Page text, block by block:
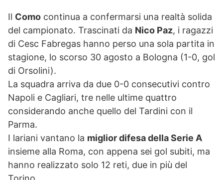
Il Como continua a confermarsi una realtà solida
del campionato. Trascinati da Nico Paz, i ragazzi
di Cesc Fabregas hanno perso una sola partita in
stagione, lo scorso 30 agosto a Bologna (1-0, gol
di Orsolini).
La squadra arriva da due 0-0 consecutivi contro
Napoli e Cagliari, tre nelle ultime quattro
considerando anche quello del Tardini con il
Parma.
I lariani vantano la miglior difesa della Serie A
insieme alla Roma, con appena sei gol subiti, ma
hanno realizzato solo 12 reti, due in più del